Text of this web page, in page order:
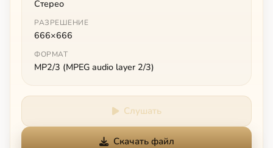
Стерео
РАЗРЕШЕНИЕ
666×666
ФОРМАТ
MP2/3 (MPEG audio layer 2/3)
Слушать
Скачать файл